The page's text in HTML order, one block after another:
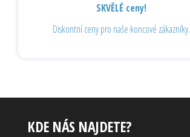
SKVĚLÉ ceny!
Diskontní ceny pro naše koncové zákazníky.
KDE NÁS NAJDETE?